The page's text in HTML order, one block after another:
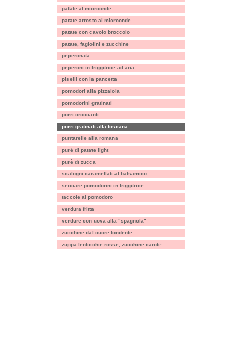
patate al microonde
patate arrosto al microonde
patate con cavolo broccolo
patate, fagiolini e zucchine
peperonata
peperoni in friggitrice ad aria
piselli con la pancetta
pomodori alla pizzaiola
pomodorini gratinati
porri croccanti
porri gratinati alla toscana
puntarelle alla romana
purè di patate light
purè di zucca
scalogni caramellati al balsamico
seccare pomodorini in friggitrice
taccole al pomodoro
verdura fritta
verdure con uova alla "spagnola"
zucchine dal cuore fondente
zuppa lenticchie rosse, zucchine carote